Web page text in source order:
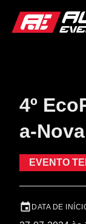
4º
a-
EVENTO
DATA DE